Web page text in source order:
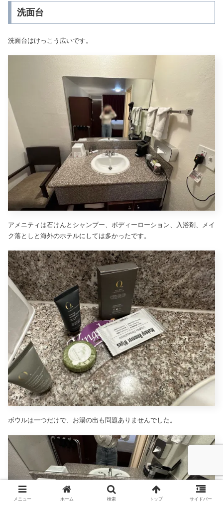
洗面台
洗面台はけっこう広いです。
アメニティは石けんとシャンプー、ボディーローション、入浴剤、メイ
ク落としと海外のホテルにしては多かったです。
ボウルは一つだけで、お湯の出も問題ありませんでした。
メニュー ホーム 検索 トップ サイドバー